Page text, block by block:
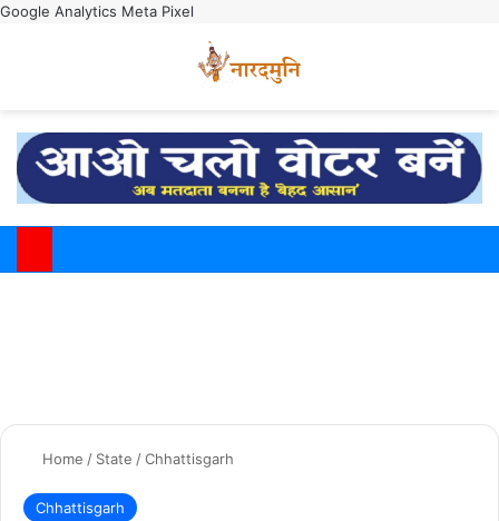
Google Analytics Meta Pixel
Home / State /Chhattisgarh
Chhattisgarh